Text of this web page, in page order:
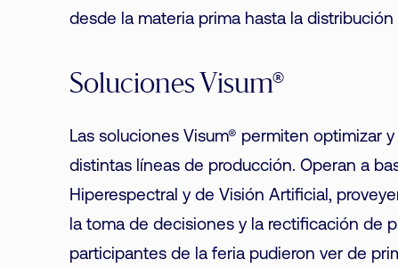
desde la materia prima hasta la distribución
Soluciones Visum®
Las soluciones Visum® permiten optimizar
distintas líneas de producción. Operan a
Hiperespectral y de Visión Artificial,
la toma de decisiones y la rectificación de
participantes de la feria pudieron ver de